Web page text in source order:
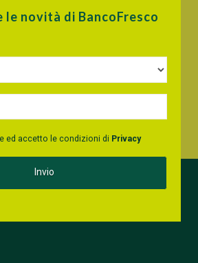
novità di BancoFresco
ed accetto le condizioni di Privacy